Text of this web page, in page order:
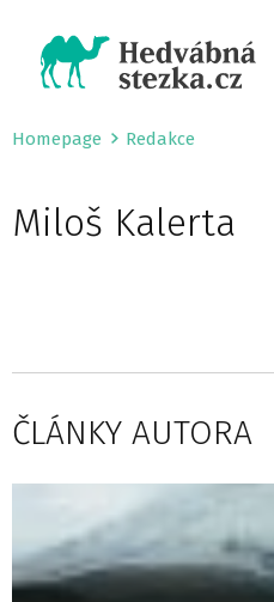
Homepage Redakce
Miloš Kalerta
ČLÁNKY AUTORA